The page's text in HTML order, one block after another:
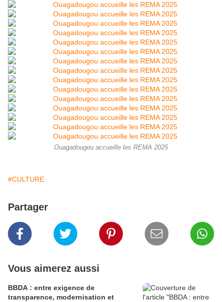
Ouagadougou accueille les REMA 2025
#CULTURE
Partager
Vous aimerez aussi
BBDA : entre exigence de
transparence, modernisation et